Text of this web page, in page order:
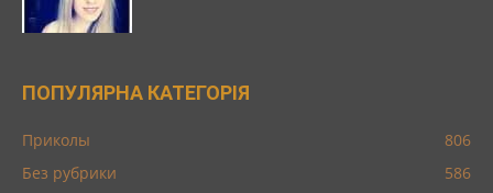
ПОПУЛЯРНА КАТЕГОРІЯ
Приколы
806
Без рубрики
586